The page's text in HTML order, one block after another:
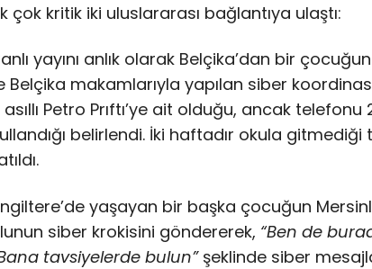
çok kritik iki uluslararası bağlantıya ulaştı:
yayını anlık olarak Belçika’dan bir
Belçika makamlarıyla yapılan siber
Petro Prıftı’ye ait olduğu, ancak telefonu
belirlendi. İki haftadır okula
yaşayan bir başka çocuğun
siber krokisini göndererek, “Ben de
tavsiyelerde bulun”şeklinde siber